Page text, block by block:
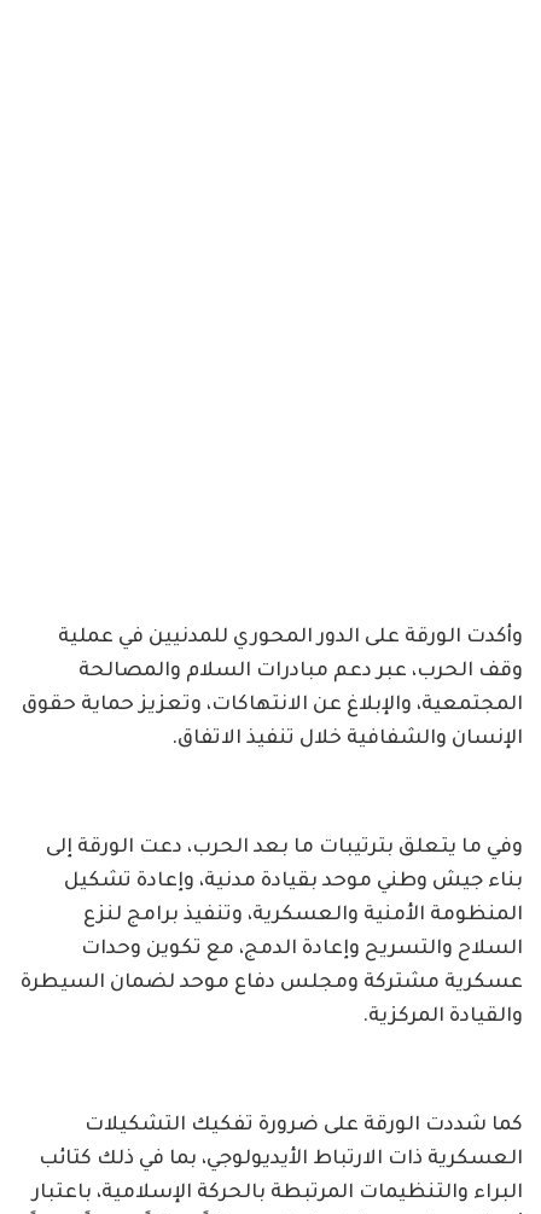
وأكدت الورقة على الدور المحوري للمدنيين في عملية
وقف الحرب، عبر دعم مبادرات السلام والمصالحة
المجتمعية، والإبلاغ عن الانتهاكات، وتعزيز حماية حقوق
الإنسان والشفافية خلال تنفيذ الاتفاق.
وفي ما يتعلق بترتيبات ما بعد الحرب، دعت الورقة إلى
بناء جيش وطني موحد بقيادة مدنية، وإعادة تشكيل
المنظومة الأمنية والعسكرية، وتنفيذ برامج لنزع
السلاح والتسريح وإعادة الدمج، مع تكوين وحدات
عسكرية مشتركة ومجلس دفاع موحد لضمان السيطرة
والقيادة المركزية.
كما شددت الورقة على ضرورة تفكيك التشكيلات
العسكرية ذات الارتباط الأيديولوجي، بما في ذلك كتائب
البراء والتنظيمات المرتبطة بالحركة الإسلامية، باعتبار